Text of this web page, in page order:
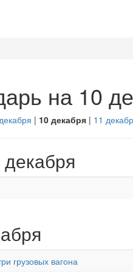
на 10
| 10 декабря | 11
грузовых вагона